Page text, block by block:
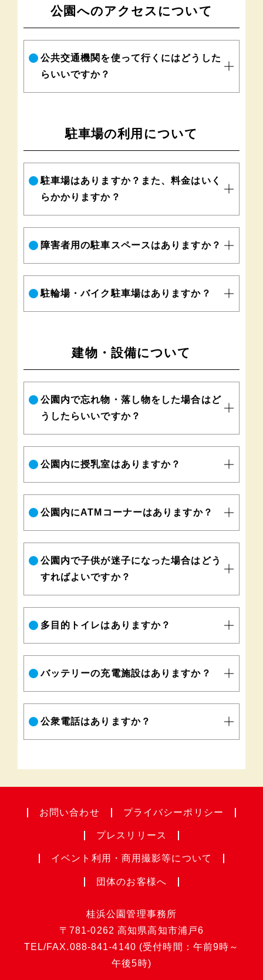
公園へのアクセスについて
公共交通機関を使って行くにはどうした
らいいですか？
駐車場の利用について
駐車場はありますか？また、料金はいく
らかかりますか？
障害者用の駐車スペースはありますか？
駐輪場・バイク駐車場はありますか？
建物・設備について
公園内で忘れ物・落し物をした場合はど
うしたらいいですか？
公園内に授乳室はありますか？
公園内にATMコーナーはありますか？
公園内で子供が迷子になった場合はどう
すればよいですか？
多目的トイレはありますか？
バッテリーの充電施設はありますか？
公衆電話はありますか？
お問い合わせ プライバシーポリシー
プレスリリース
イベント利用・ 商用撮影等について
団体のお客様へ
桂浜公園管理事務所
〒781-0262 高知県高知市浦戸6
TEL/FAX.088-841-4140 (受付時間：午前9時～
午後5時)